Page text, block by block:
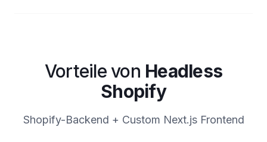
Vorteile von Headless
Shopify
Shopify-Backend + Custom Next.js Frontend